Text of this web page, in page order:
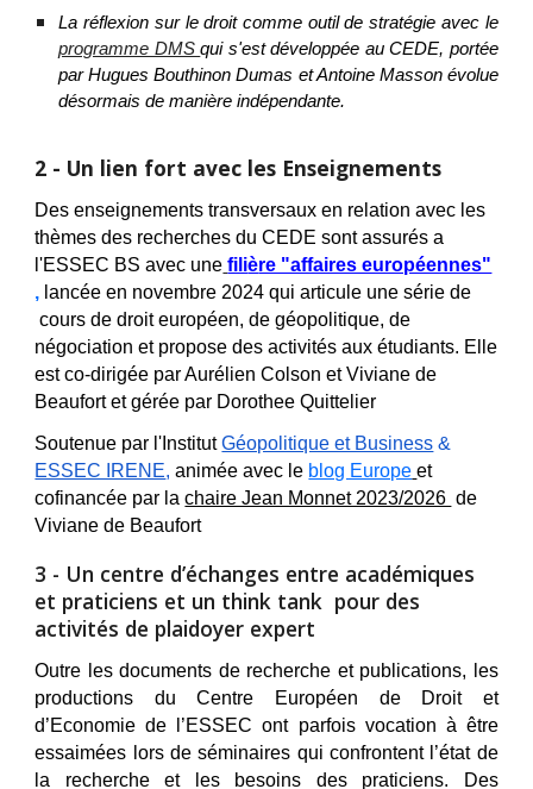
La réflexion sur le droit comme outil de stratégie avec le
programme DMSqui s'est développée au CEDE, portée
par Hugues Bouthinon Dumas et Antoine Masson évolue
désormais de manière indépendante.
2 - Un lien fort avec les Enseignements
Des enseignements transversaux en relation avec les
thèmes des recherches du CEDE sont assurés a
l'ESSEC BS avec une filière "affaires européennes"
, lancéeen novembre 2024 qui articule une série de
cours de droit européen, de géopolitique, de
négociationet propose des activités aux étudiants. Elle
est co-dirigée par Aurélien Colson et Viviane de
Beaufort et gérée par Dorothee Quittelier
Soutenue par l'InstitutGéopolitique et Business &
ESSEC IRENE, animée avec le blog Europe et
cofinancée par lachaire Jean Monnet 2023/2026 de
Viviane de Beaufort
3 - Un centre d’échanges entre académiques
et praticiens et un think tank pour des
activités de plaidoyer expert
Outre les documents de recherche et publications, les
productions du Centre Européen de Droit et
d’Economie de l’ESSEC ont parfois vocation à être
essaimées lors de séminaires qui confrontent l’état de
la recherche et les besoins des praticiens.
Des